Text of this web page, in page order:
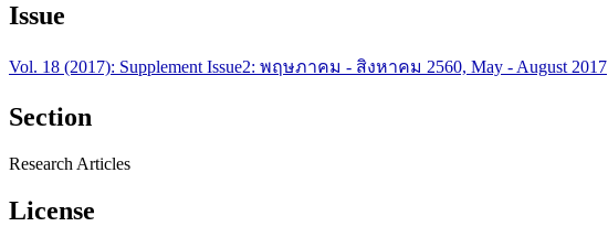
Issue
Vol. 18 (2017): Supplement Issue2: พฤษภาคม - สิงหาคม 2560, May - August 2017
Section
Research Articles
License